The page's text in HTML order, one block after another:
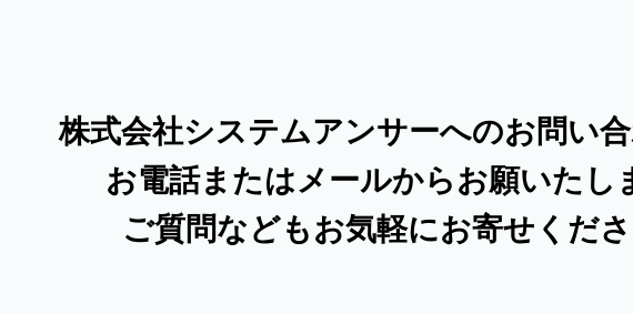
株式会社システムアンサーへのお問い合
お電話またはメールからお願いたし
ご質問などもお気軽にお寄せくださ